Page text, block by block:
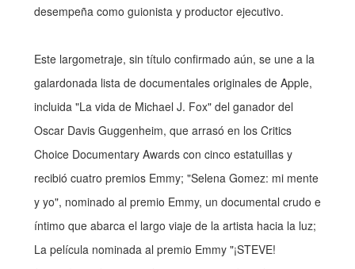
desempeña como guionista y productor ejecutivo.
Este largometraje, sin título confirmado aún, se une a la
galardonada lista de documentales originales de Apple,
incluida "La vida de Michael J. Fox" del ganador del
Oscar Davis Guggenheim, que arrasó en los Critics
Choice Documentary Awards con cinco estatuillas y
recibió cuatro premios Emmy; "Selena Gomez: mi mente
y yo", nominado al premio Emmy, un documental crudo e
íntimo que abarca el largo viaje de la artista hacia la luz;
La película nominada al premio Emmy "¡STEVE!